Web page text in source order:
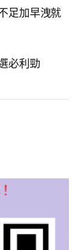
足加早洩就
必利勁